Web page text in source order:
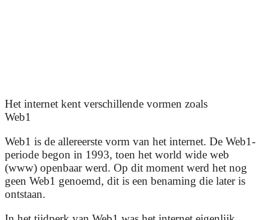
Het internet kent verschillende vormen zoals
Web1
Web1 is de allereerste vorm van het internet. De Web1-
periode begon in 1993, toen het world wide web
(www) openbaar werd. Op dit moment werd het nog
geen Web1 genoemd, dit is een benaming die later is
ontstaan.